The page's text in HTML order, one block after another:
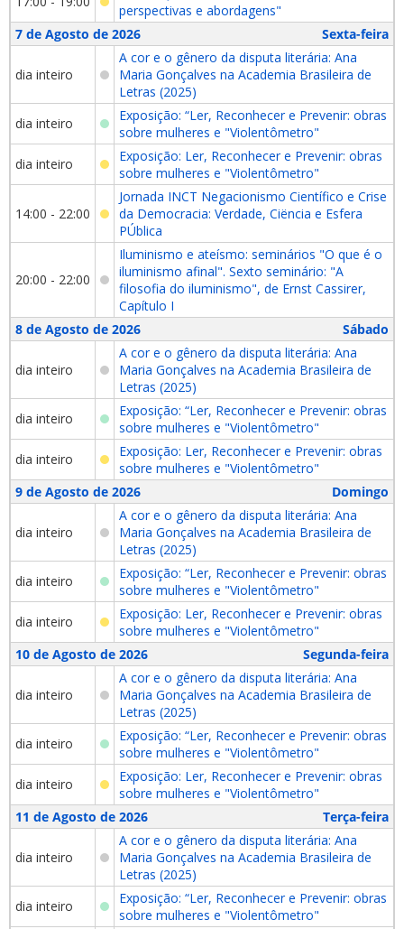
perspectivas e abordagens"
7 de Agosto de 2026
Sexta-feira
dia inteiro
A cor e o gênero da disputa literária: Ana
Maria Gonçalves na Academia Brasileira de
Letras (2025)
dia inteiro
Exposição: “Ler, Reconhecer e Prevenir: obras
sobre mulheres e "Violentômetro"
dia inteiro
Exposição: Ler, Reconhecer e Prevenir: obras
sobre mulheres e "Violentômetro"
14:00 - 22:00
Jornada INCT Negacionismo Científico e Crise
da Democracia: Verdade, Ciëncia e Esfera
PÚblica
20:00 - 22:00
Iluminismo e ateísmo: seminários "O que é o
iluminismo afinal". Sexto seminário: "A
filosofia do iluminismo", de Ernst Cassirer,
Capítulo I
8 de Agosto de 2026
Sábado
dia inteiro
A cor e o gênero da disputa literária: Ana
Maria Gonçalves na Academia Brasileira de
Letras (2025)
dia inteiro
Exposição: “Ler, Reconhecer e Prevenir: obras
sobre mulheres e "Violentômetro"
dia inteiro
Exposição: Ler, Reconhecer e Prevenir: obras
sobre mulheres e "Violentômetro"
9 de Agosto de 2026
Domingo
dia inteiro
A cor e o gênero da disputa literária: Ana
Maria Gonçalves na Academia Brasileira de
Letras (2025)
dia inteiro
Exposição: “Ler, Reconhecer e Prevenir: obras
sobre mulheres e "Violentômetro"
dia inteiro
Exposição: Ler, Reconhecer e Prevenir: obras
sobre mulheres e "Violentômetro"
10 de Agosto de 2026
Segunda-feira
dia inteiro
A cor e o gênero da disputa literária: Ana
Maria Gonçalves na Academia Brasileira de
Letras (2025)
dia inteiro
Exposição: “Ler, Reconhecer e Prevenir: obras
sobre mulheres e "Violentômetro"
dia inteiro
Exposição: Ler, Reconhecer e Prevenir: obras
sobre mulheres e "Violentômetro"
11 de Agosto de 2026
Terça-feira
dia inteiro
A cor e o gênero da disputa literária: Ana
Maria Gonçalves na Academia Brasileira de
Letras (2025)
dia inteiro
Exposição: “Ler, Reconhecer e Prevenir: obras
sobre mulheres e "Violentômetro"